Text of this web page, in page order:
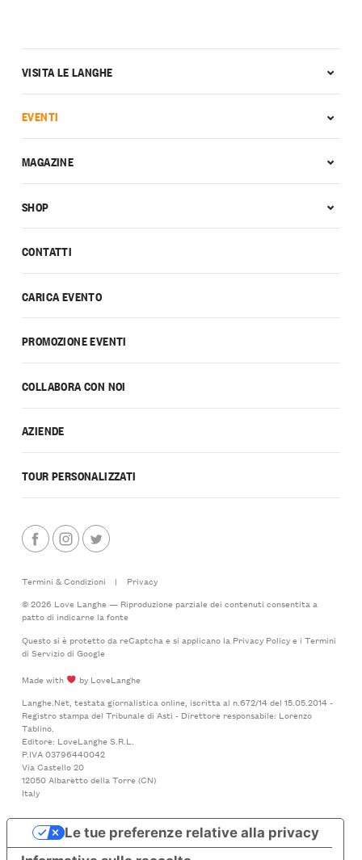
CONTATTI
CARICA EVENTO
PROMOZIONE EVENTI
COLLABORA CON NOI
AZIENDE
TOUR PERSONALIZZATI
VISITA LE LANGHE
EVENTI
MAGAZINE
SHOP
Termini & Condizioni |
Privacy
© 2026 Love Langhe — Riproduzione parziale dei contenuti consentita a
patto di indicarne la fonte
Questo si è protetto da reCaptcha e si applicano la Privacy Policye i Termini
di Serviziodi Google
Made with
by LoveLanghe
Langhe.Net, testata giornalistica online, iscritta al n.672/14 del 15.05.2014 -
Registro stampa del Tribunale di Asti - Direttore responsabile: Lorenzo
Tablino.
Editore: LoveLanghe S.R.L.
P.IVA 03796440042
Via Castello 20
12050 Albaretto della Torre (CN)
Italy
Le tue preferenze relative alla privacy